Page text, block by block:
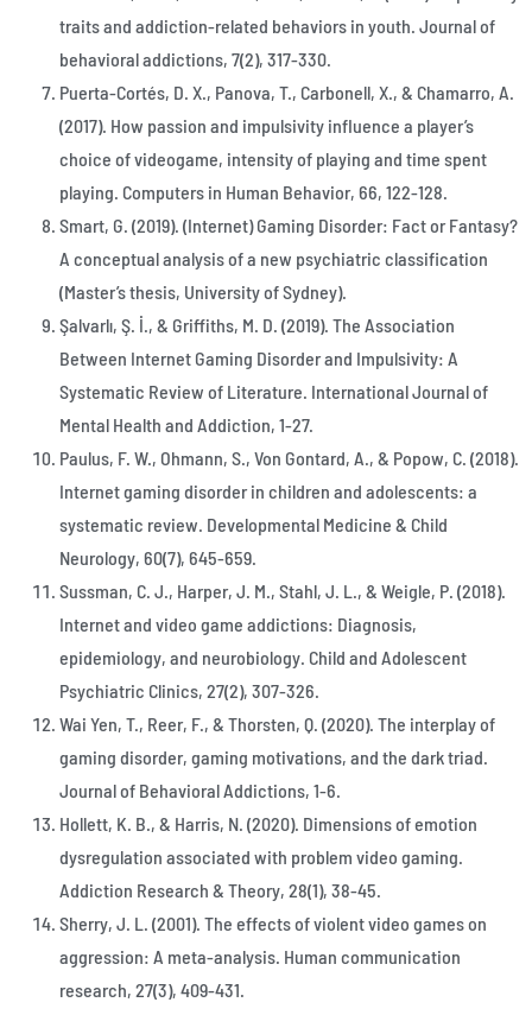
traits and addiction-related behaviors in youth. Journal of
behavioral addictions, 7(2), 317-330.
Puerta-Cortés, D. X., Panova, T., Carbonell, X., & Chamarro, A.
(2017). How passion and impulsivity influence a player’s
choice of videogame, intensity of playing and time spent
playing. Computers in Human Behavior, 66, 122-128.
Smart, G. (2019). (Internet) Gaming Disorder: Fact or Fantasy?
A conceptual analysis of a new psychiatric classification
(Master’s thesis, University of Sydney).
Şalvarlı, Ş. İ., & Griffiths, M. D. (2019). The Association
Between Internet Gaming Disorder and Impulsivity: A
Systematic Review of Literature. International Journal of
Mental Health and Addiction, 1-27.
Paulus, F. W., Ohmann, S., Von Gontard, A., & Popow, C. (2018).
Internet gaming disorder in children and adolescents: a
systematic review. Developmental Medicine & Child
Neurology, 60(7), 645-659.
Sussman, C. J., Harper, J. M., Stahl, J. L., & Weigle, P. (2018).
Internet and video game addictions: Diagnosis,
epidemiology, and neurobiology. Child and Adolescent
Psychiatric Clinics, 27(2), 307-326.
Wai Yen, T., Reer, F., & Thorsten, Q. (2020). The interplay of
gaming disorder, gaming motivations, and the dark triad.
Journal of Behavioral Addictions, 1-6.
Hollett, K. B., & Harris, N. (2020). Dimensions of emotion
dysregulation associated with problem video gaming.
Addiction Research & Theory, 28(1), 38-45.
Sherry, J. L. (2001). The effects of violent video games on
aggression: A meta-analysis. Human communication
research, 27(3), 409-431.